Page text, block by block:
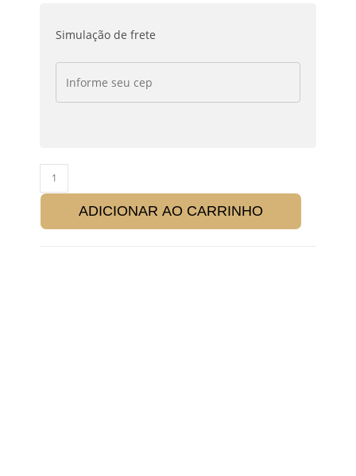
Simulação de frete
ADICIONAR AO CARRINHO